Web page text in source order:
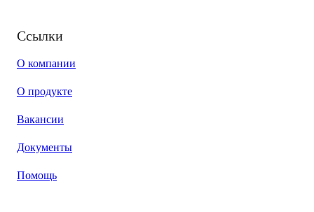
Ссылки
О компании
О продукте
Вакансии
Документы
Помощь